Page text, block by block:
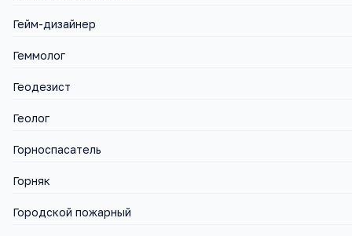
Гейм-дизайнер
Геммолог
Геодезист
Геолог
Горноспасатель
Горняк
Городской пожарный